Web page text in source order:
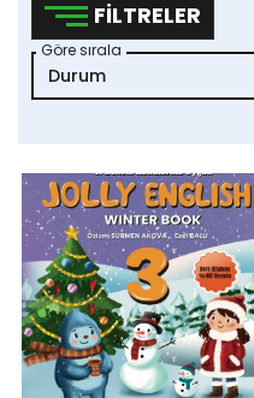
FILTRELER
Göre sırala